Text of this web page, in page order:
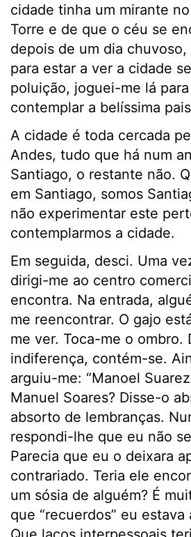
cidade tinha um mirante
Torre e de que o céu se
depois de um dia
para estar a ver a cidade
poluição, joguei-me lá
contemplar a belíssima
A cidade é toda cercada
Andes, tudo que há num
Santiago, o restante não.
em Santiago, somos
não experimentar este
contemplarmos a cidade.
Em seguida, desci. Uma
dirigi-me ao centro
encontra. Na entrada,
me reencontrar. O gajo
me ver. Toca-me o ombro.
indiferença, contém-se.
arguiu-me: “Manoel
Manuel Soares? Disse-o
absorto de lembranças.
respondi-lhe que eu não
Parecia que eu o deixara
contrariado. Teria ele
um sósia de alguém? É
que “recuerdos” eu